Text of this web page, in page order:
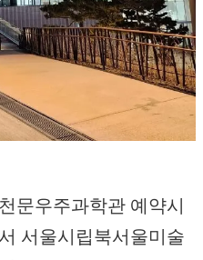
문우주과학관 예약시
서울시립북서울미술